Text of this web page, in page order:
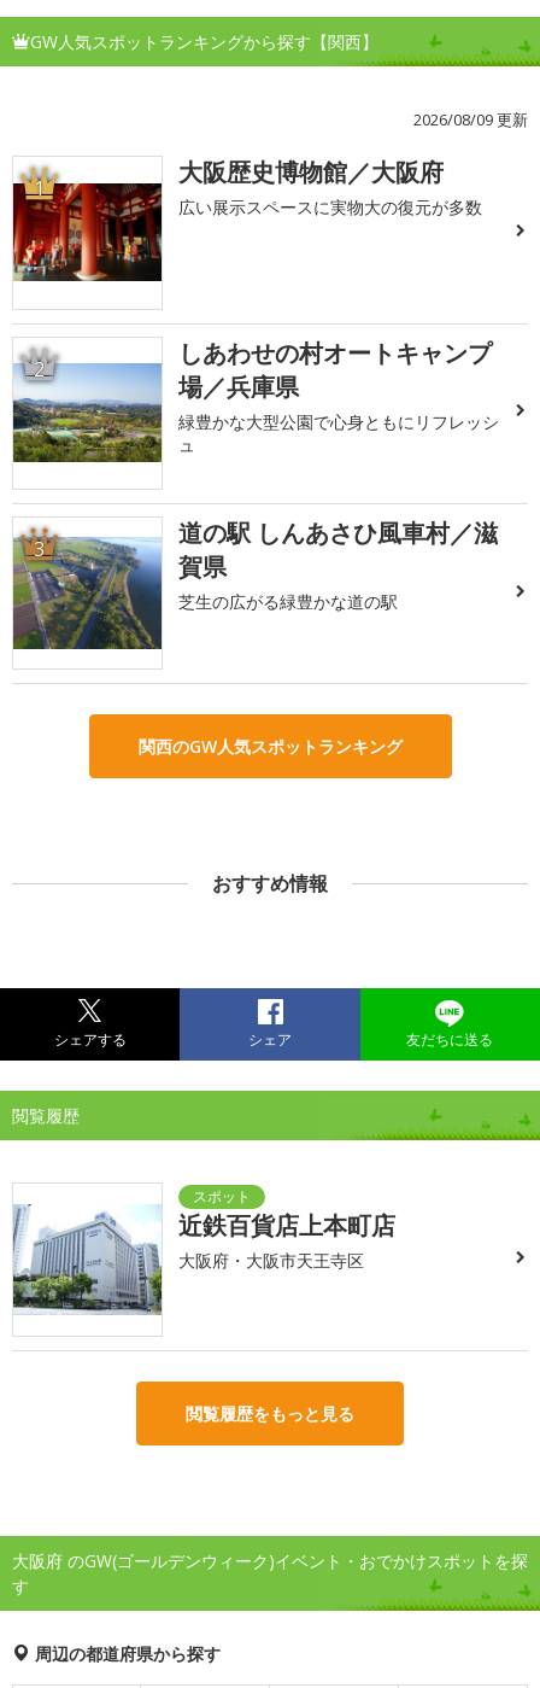
GW人気スポットランキングから探す【関西】
2026/08/09 更新
1 大阪歴史博物館／大阪府
広い展示スペースに実物大の復元が多数
2
しあわせの村オートキャンプ
場／兵庫県
緑豊かな大型公園で心身ともにリフレッシ
ュ
3
道の駅 しんあさひ風車村／滋
賀県
芝生の広がる緑豊かな道の駅
関西のGW人気スポットランキング
おすすめ情報
シェアする シェア 友だちに送る
閲覧履歴
近鉄百貨店上本町店
大阪府・大阪市天王寺区
閲覧履歴をもっと見る
大阪府 のGW(ゴールデンウィーク)イベント・おでかけスポットを探
す
周辺の都道府県から探す